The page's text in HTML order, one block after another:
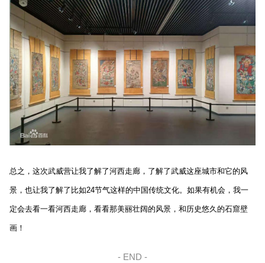
总之，这次武威营让我了解了河西走廊，了解了武威这座城市和它的风
景，也让我了解了比如24节气这样的中国传统文化。如果有机会，我一
定会去看一看河西走廊，看看那美丽壮阔的风景，和历史悠久的石窟壁
画！
- END -